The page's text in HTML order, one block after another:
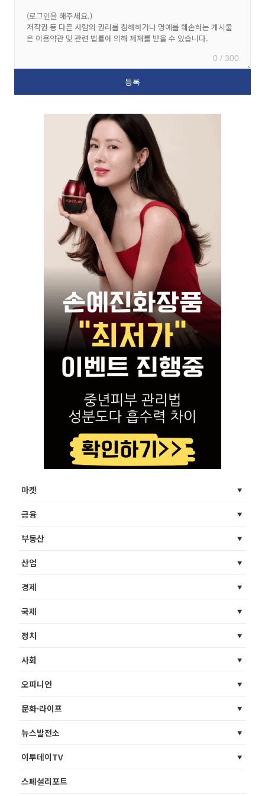
0 / 300
마켓
금융
부동산
산업
경제
국제
정치
사회
오피니언
문화·라이프
뉴스발전소
이투데이TV
스페셜리포트